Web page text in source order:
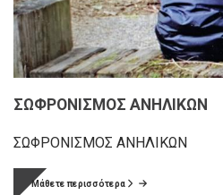
ΣΩΦΡΟΝΙΣΜΟΣ ΑΝΗΛΙΚΩΝ
ΣΩΦΡΟΝΙΣΜΟΣ ΑΝΗΛΙΚΩΝ
Μάθετε περισσότερα